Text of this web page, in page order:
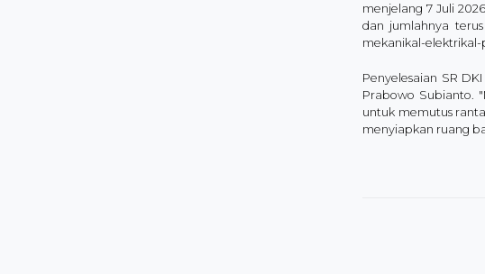
menjelang 7 Juli
dan jumlahnya
mekanikal-elektrikal-
Penyelesaian SR
Prabowo Subianto.
untuk memutus
menyiapkan ruang